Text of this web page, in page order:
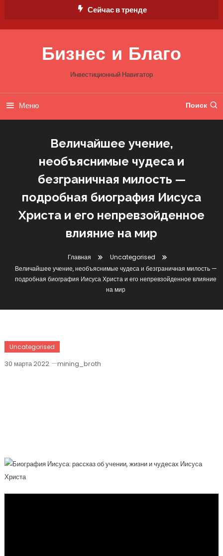
Сейчас в тренде
Бизнес и Благо
Инвестиционный Навигатор
Меню Поиск
Величайшее учение,
необъяснимые чудеса и
безграничная милость —
подробная биография Иисуса
Христа и его непревзойденное
влияние на мир
Главная
Uncategorised
Величайшее учение, необъяснимые чудеса и безграничная милость —
подробная биография Иисуса Христа и его непревзойденное влияние
на мир
Uncategorised
30 марта 2022 mining_broth